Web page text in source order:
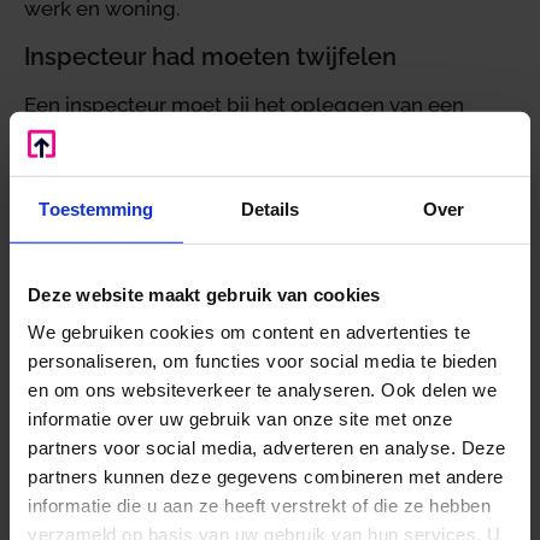
Toestemming Details Over
Deze website maakt gebruik van cookies
We gebruiken cookies om content en advertenties te
personaliseren, om functies voor social media te bieden
en om ons websiteverkeer te analyseren. Ook delen we
informatie over uw gebruik van onze site met onze
partners voor social media, adverteren en analyse. Deze
partners kunnen deze gegevens combineren met andere
informatie die u aan ze heeft verstrekt of die ze hebben
verzameld op basis van uw gebruik van hun services. U
werk en woning.
Inspecteur had moeten twijfelen
Een inspecteur moet bij het opleggen van een
aanslag de aangifte vergelijken met de gegevens
in het dossier, waaronder de aangiften van
verlies. De inspecteur had in redelijkheid moeten
ondernemingsverlies. Hij had vóór het opleggen
doen. Door het nadere onderzoek na te laten
begaat hij een ambtelijk verzuim. Dat sluit
Query bevestigt het verzuim
Het hof ziet een bevestiging in het feit dat de
inspecteur naar aanleiding van de query wél tot